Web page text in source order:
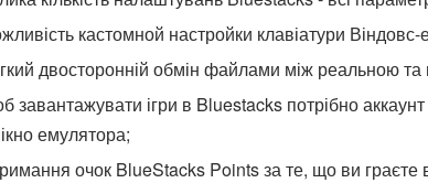
кастомной настройки клавіатури
двосторонній обмін файлами між реальною
завантажувати ігри в Bluestacks потрібно
емулятора;
очок BlueStacks Points за те, що ви граєте